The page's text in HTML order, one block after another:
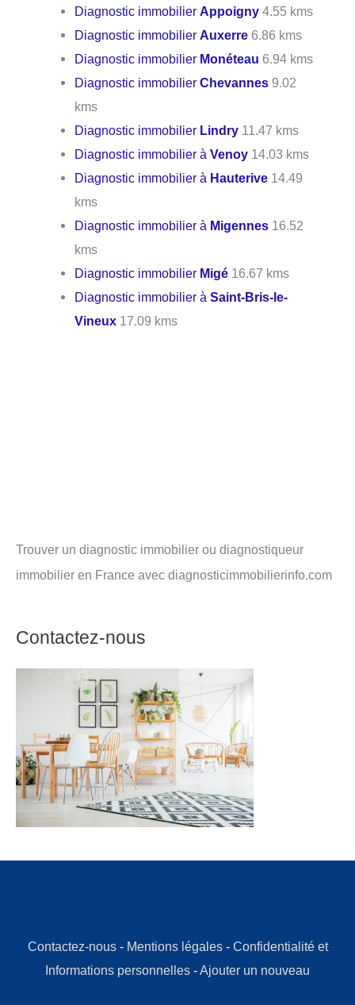
Diagnostic immobilierAppoigny 4.55 kms
Diagnostic immobilierAuxerre 6.86 kms
Diagnostic immobilier Monéteau 6.94 kms
Diagnostic immobilierChevannes 9.02
kms
Diagnostic immobilier Lindry 11.47 kms
Diagnostic immobilier àVenoy 14.03 kms
Diagnostic immobilier à Hauterive 14.49
kms
Diagnostic immobilier à Migennes 16.52
kms
Diagnostic immobilier Migé 16.67 kms
Diagnostic immobilier àSaint-Bris-le-
Vineux 17.09 kms
Trouver un diagnostic immobilier ou diagnostiqueur
immobilier en France avec diagnosticimmobilierinfo.com
Contactez-nous
Contactez-nous- Mentions légales- Confidentialité et
Informations personnelles -Ajouter un nouveau